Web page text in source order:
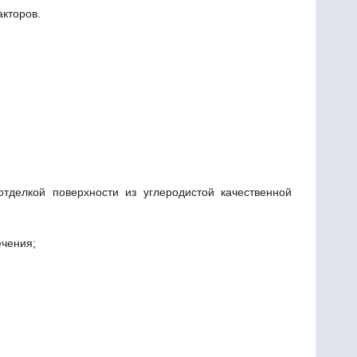
поверхности из углеродистой качественной